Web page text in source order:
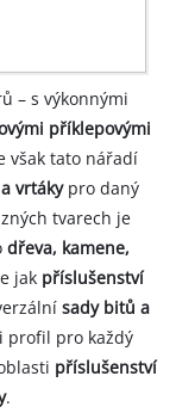
– s výkonnými
příklepovými
však tato nářadí
vrtákypro daný
tvarech je
dřeva, kamene,
jak příslušenství
sady bitů a
profil pro každý
příslušenství
.